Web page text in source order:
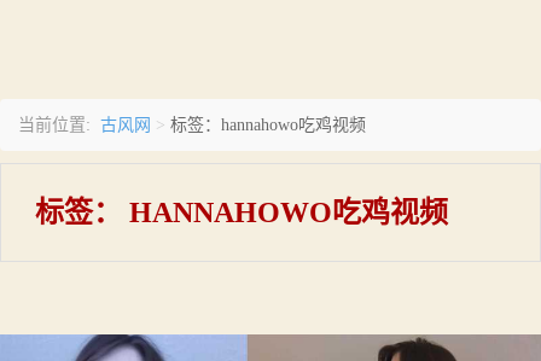
当前位置: 古风网 > 标签：hannahowo吃鸡视频
标签： HANNAHOWO吃鸡视频